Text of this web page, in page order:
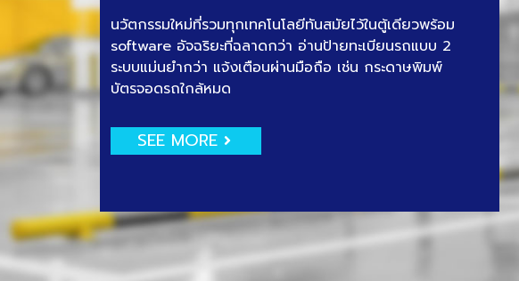
นวัตกรรมใหม่ที่รวมทุกเทคโนโลยีทันสมัยไว้ในตู้เดียวพร้อม
software อัจฉริยะที่ฉลาดกว่า อ่านป้ายทะเบียนรถแบบ 2
ระบบแม่นยำกว่า แจ้งเตือนผ่านมือถือ เช่น กระดาษพิมพ์
บัตรจอดรถใกล้หมด
SEE MORE